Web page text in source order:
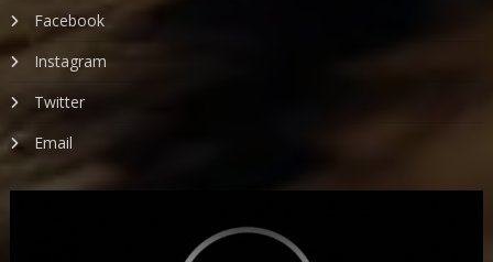
Facebook
Instagram
Twitter
Email